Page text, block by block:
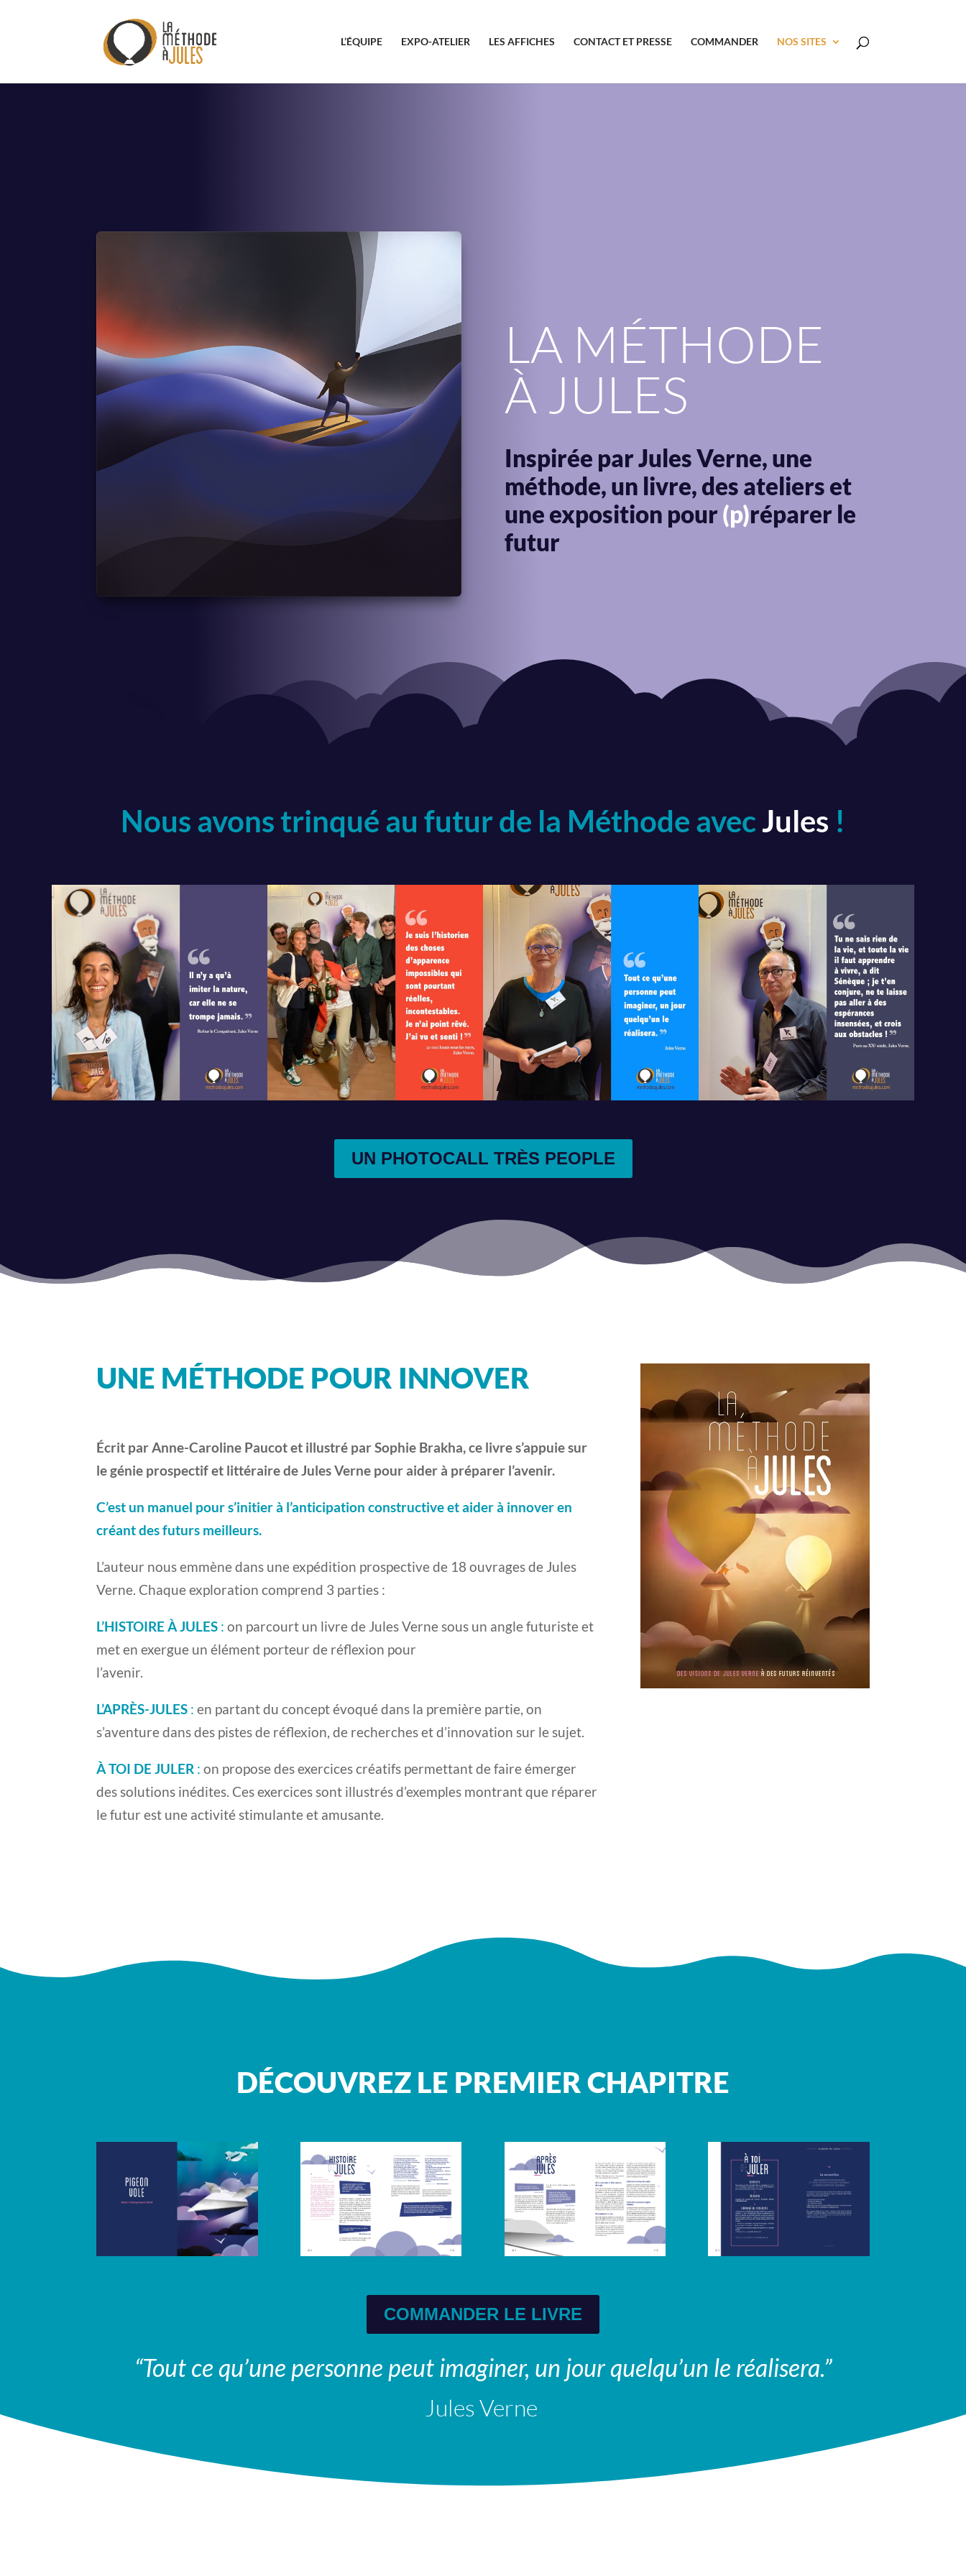
L’ÉQUIPE EXPO-ATELIER LES AFFICHES CONTACT ET PRESSE COMMANDER NOS SITES
LA MÉTHODE
À JULES
Inspirée par Jules Verne, une
méthode, un livre, des ateliers et
une exposition pour(p)réparer le
futur
Nous avons trinqué au futur de la Méthode avecJules !
UN PHOTOCALL TRÈS PEOPLE
UNE MÉTHODE POUR INNOVER
Écrit par Anne-Caroline Paucot et illustré par Sophie Brakha, ce livre s’appuie sur
le génie prospectif et littéraire de Jules Verne pour aider à préparer l’avenir.
C’est un manuel pour s’initier à l’anticipation constructive et aider à innover en
créant des futurs meilleurs.
L’auteur nous emmène dans une expédition prospective de 18 ouvrages de Jules
Verne. Chaque exploration comprend 3 parties :
L’HISTOIRE À JULES :on parcourt un livre de Jules Verne sous un angle futuriste et
met en exergue un élément porteur de réflexion pour
l’avenir.
L’APRÈS-JULES :en partant du concept évoqué dans la première partie, on
s’aventure dans des pistes de réflexion, de recherches et d’innovation sur le sujet.
À TOI DE JULER : on propose des exercices créatifs permettant de faire émerger
des solutions inédites. Ces exercices sont illustrés d’exemples montrant que réparer
le futur est une activité stimulante et amusante.
DÉCOUVREZ LE PREMIER CHAPITRE
COMMANDER LE LIVRE
“Tout ce qu’une personne peut imaginer, un jour quelqu’un le réalisera.”
Jules Verne